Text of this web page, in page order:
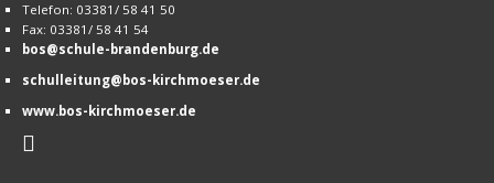
Telefon: 03381/ 58 41 50
Fax: 03381/ 58 41 54
bos@schule-brandenburg.de
schulleitung@bos-kirchmoeser.de
www.bos-kirchmoeser.de